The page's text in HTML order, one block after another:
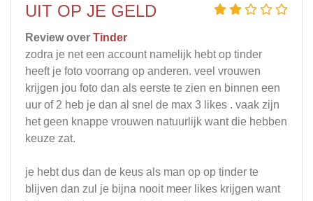
UIT OP JE GELD
Review over Tinder
zodra je net een account namelijk hebt op tinder
heeft je foto voorrang op anderen. veel vrouwen
krijgen jou foto dan als eerste te zien en binnen een
uur of 2 heb je dan al snel de max 3 likes . vaak zijn
het geen knappe vrouwen natuurlijk want die hebben
keuze zat.
je hebt dus dan de keus als man op op tinder te
blijven dan zul je bijna nooit meer likes krijgen want